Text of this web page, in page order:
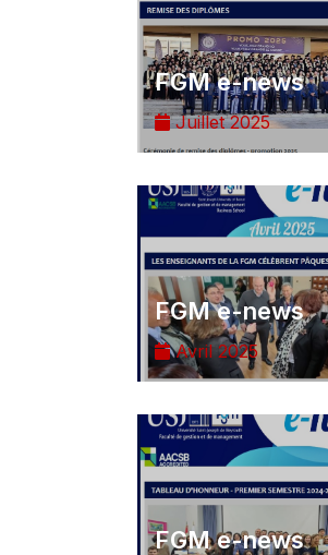
FGM e-news
Juillet 2025
FGM e-news
Avril 2025
FGM e-news